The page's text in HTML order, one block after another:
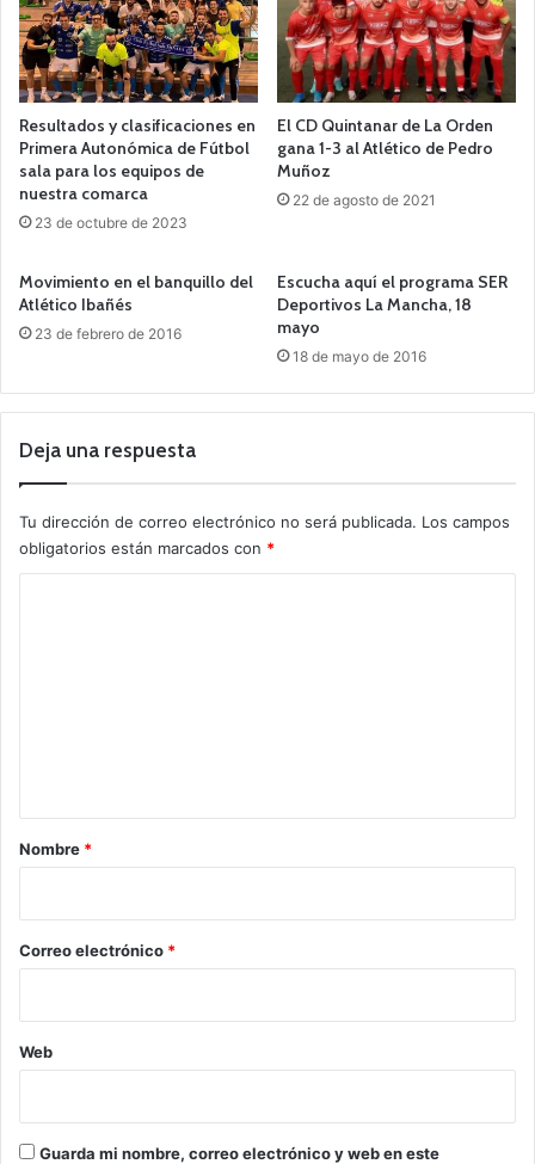
Resultados y clasificaciones en
Primera Autonómica de Fútbol
sala para los equipos de
nuestra comarca
23 de octubre de 2023
El CD Quintanar de La Orden
gana 1-3 al Atlético de Pedro
Muñoz
22 de agosto de 2021
Movimiento en el banquillo del
Atlético Ibañés
23 de febrero de 2016
Escucha aquí el programa SER
Deportivos La Mancha, 18
mayo
18 de mayo de 2016
Deja una respuesta
Tu dirección de correo electrónico no será publicada. Los campos
obligatorios están marcados con *
r
*
Nombre *
Correo electrónico *
Web
Guarda mi nombre, correo electrónico y web en este